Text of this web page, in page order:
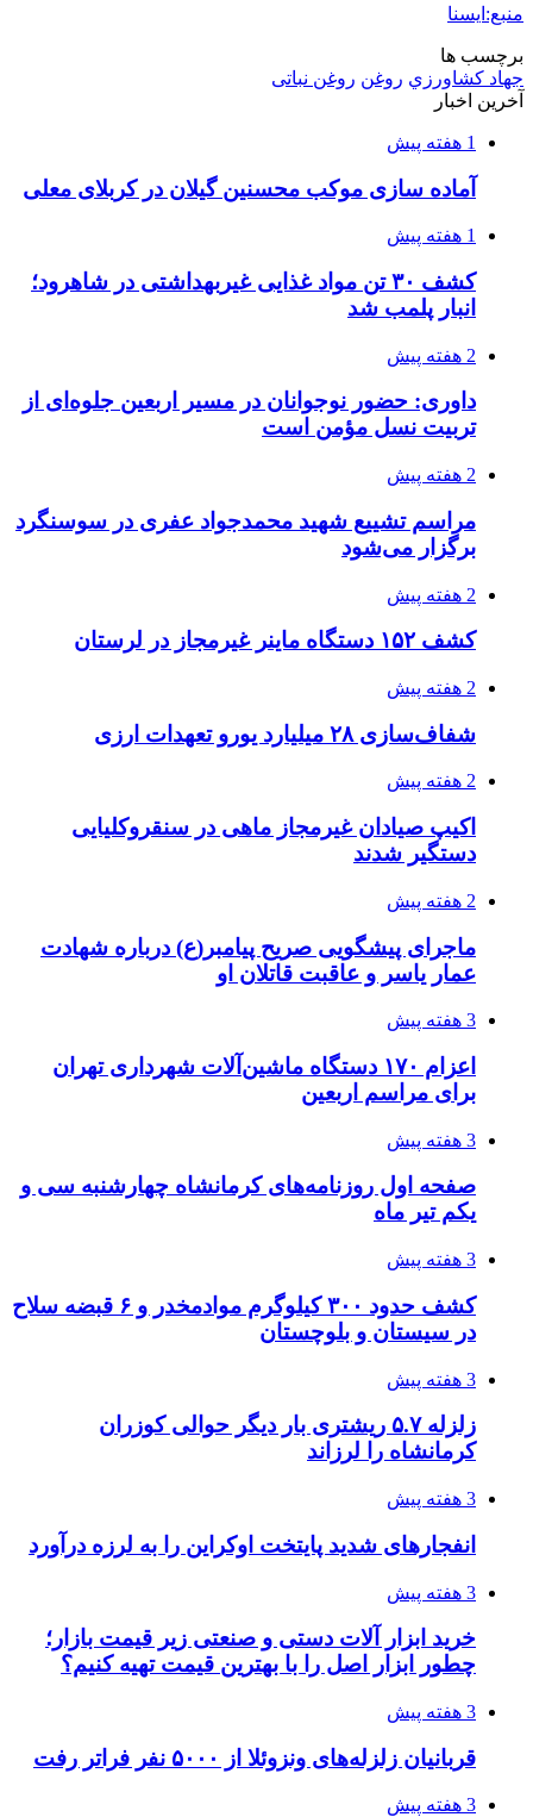
منبع:ایسنا
برچسب ها
جهاد كشاورزي روغن روغن نباتی
آخرین اخبار
1 هفته پیش
آماده سازی موکب محسنین گیلان در کربلای معلی
1 هفته پیش
کشف ۳۰ تن مواد غذایی غیربهداشتی در شاهرود؛
انبار پلمب شد
2 هفته پیش
داوری: حضور نوجوانان در مسیر اربعین جلوه‌ای از
تربیت نسل مؤمن است
2 هفته پیش
مراسم تشییع شهید محمدجواد عفری در سوسنگرد
برگزار می‌شود
2 هفته پیش
کشف ۱۵۲ دستگاه ماینر غیرمجاز در لرستان
2 هفته پیش
شفاف‌سازی ۲۸ میلیارد یورو تعهدات ارزی
2 هفته پیش
اکیپ صیادان غیرمجاز ماهی در سنقروکلیایی
دستگیر شدند
2 هفته پیش
ماجرای پیشگویی صریح پیامبر(ع) درباره شهادت
عمار یاسر و عاقبت قاتلان او
3 هفته پیش
اعزام ۱۷۰ دستگاه ماشین‌آلات شهرداری تهران
برای مراسم اربعین
3 هفته پیش
صفحه اول روزنامه‌های کرمانشاه چهارشنبه سی و
یکم تیر ماه
3 هفته پیش
کشف حدود ۳۰۰ کیلوگرم موادمخدر و ۶ قبضه سلاح
در سیستان و بلوچستان
3 هفته پیش
زلزله ۵.۷ ریشتری بار دیگر حوالی کوزران
کرمانشاه را لرزاند
3 هفته پیش
انفجارهای شدید پایتخت اوکراین را به لرزه درآورد
3 هفته پیش
خرید ابزار آلات دستی و صنعتی زیر قیمت بازار؛
چطور ابزار اصل را با بهترین قیمت تهیه کنیم؟
3 هفته پیش
قربانیان زلزله‌های ونزوئلا از ۵۰۰۰ نفر فراتر رفت
3 هفته پیش